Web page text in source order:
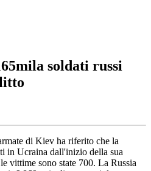
soldati russi
di Kiev ha riferito che la
in Ucraina dall'inizio della sua
vittime sono state 700. La Russia